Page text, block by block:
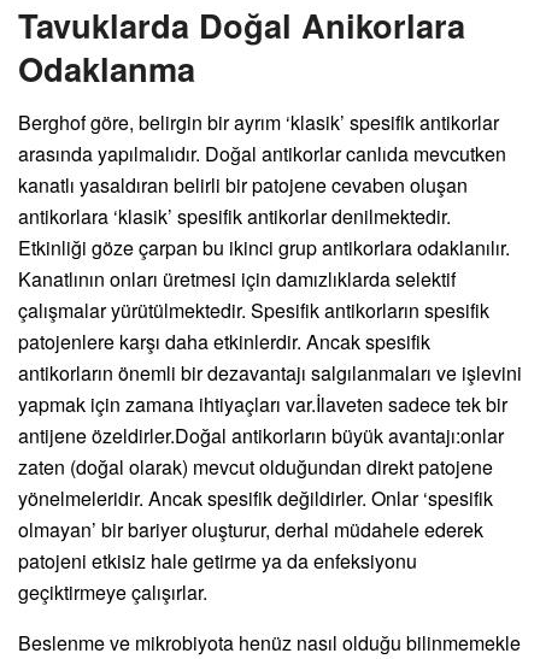
Tavuklarda Doğal Anikorlara
Odaklanma
Berghof göre, belirgin bir ayrım ‘klasik’ spesifik antikorlar
arasında yapılmalıdır. Doğal antikorlar canlıda mevcutken
kanatlı yasaldıran belirli bir patojene cevaben oluşan
antikorlara ‘klasik’ spesifik antikorlar denilmektedir.
Etkinliği göze çarpan bu ikinci grup antikorlara odaklanılır.
Kanatlının onları üretmesi için damızlıklarda selektif
çalışmalar yürütülmektedir. Spesifik antikorların spesifik
patojenlere karşı daha etkinlerdir. Ancak spesifik
antikorların önemli bir dezavantajı salgılanmaları ve işlevini
yapmak için zamana ihtiyaçları var.İlaveten sadece tek bir
antijene özeldirler.Doğal antikorların büyük avantajı:onlar
zaten (doğal olarak) mevcut olduğundan direkt patojene
yönelmeleridir. Ancak spesifik değildirler. Onlar ‘spesifik
olmayan’ bir bariyer oluşturur, derhal müdahele ederek
patojeni etkisiz hale getirme ya da enfeksiyonu
geçiktirmeye çalışırlar.
Beslenme ve mikrobiyota henüz nasıl olduğu bilinmemekle